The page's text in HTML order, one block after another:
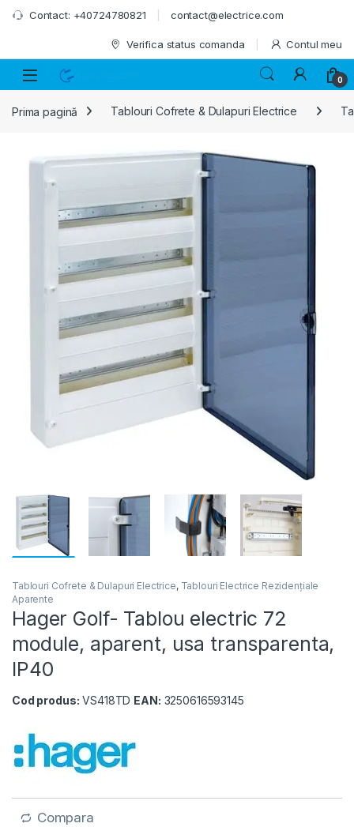
Skip to navigation
Skip to content
Contact: +40724780821 contact@electrice.com
Verifica status comanda Contul meu
0
Prima pagină Tablouri Cofrete & Dulapuri Electrice
Tablouri Cofrete & Dulapuri Electrice, Tablouri Electrice Rezidențiale
Aparente
Hager Golf- Tablou electric 72
module, aparent, usa transparenta,
IP40
Cod produs: VS418TD EAN: 3250616593145
Compara